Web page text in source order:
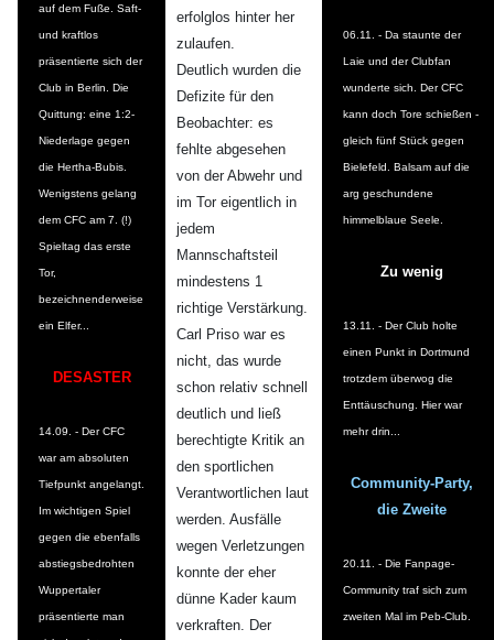
auf dem Fuße. Saft-
und kraftlos
präsentierte sich der
Club in Berlin. Die
Quittung: eine 1:2-
Niederlage gegen
die Hertha-Bubis.
Wenigstens gelang
dem CFC am 7. (!)
Spieltag das erste
Tor,
bezeichnenderweise
ein Elfer...
DESASTER
14.09. - Der CFC
war am absoluten
Tiefpunkt angelangt.
Im wichtigen Spiel
gegen die ebenfalls
abstiegsbedrohten
Wuppertaler
präsentierte man
erfolglos hinter her
zulaufen.
Deutlich wurden die
Defizite für den
Beobachter: es
fehlte abgesehen
von der Abwehr und
im Tor eigentlich in
jedem
Mannschaftsteil
mindestens 1
richtige Verstärkung.
Carl Priso war es
nicht, das wurde
schon relativ schnell
deutlich und ließ
berechtigte Kritik an
den sportlichen
Verantwortlichen laut
werden. Ausfälle
wegen Verletzungen
konnte der eher
dünne Kader kaum
verkraften. Der
06.11. - Da staunte der
Laie und der Clubfan
wunderte sich. Der CFC
kann doch Tore schießen -
gleich fünf Stück gegen
Bielefeld. Balsam auf die
arg geschundene
himmelblaue Seele.
Zu wenig
13.11. - Der Club holte
einen Punkt in Dortmund
trotzdem überwog die
Enttäuschung. Hier war
mehr drin...
Community-Party,
die Zweite
20.11. - Die Fanpage-
Community traf sich zum
zweiten Mal im Peb-Club.